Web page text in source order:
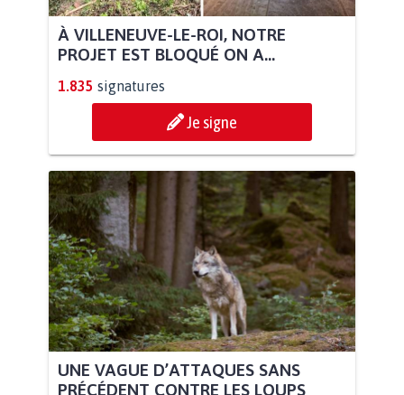
À VILLENEUVE-LE-ROI, NOTRE
PROJET EST BLOQUÉ ON A...
1.835 signatures
Je signe
UNE VAGUE D’ATTAQUES SANS
PRÉCÉDENT CONTRE LES LOUPS